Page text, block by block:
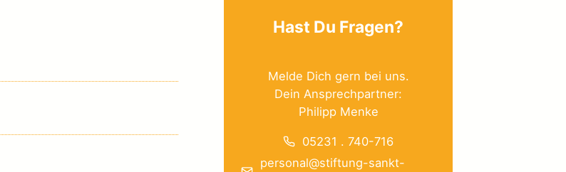
Hast Du Fragen?
Melde Dich gern bei uns.
Dein Ansprechpartner:
Philipp Menke
05231 . 740-716
personal@stiftung-sankt-